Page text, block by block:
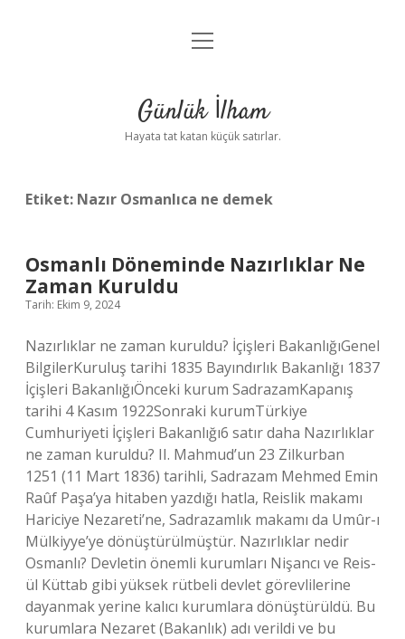
Anasayfa
Yasal Uyarı
menüyü
Günlük İlham
Hayata tat katan küçük satırlar.
Etiket: Nazır Osmanlıca ne demek
Osmanlı Döneminde Nazırlıklar Ne
Zaman Kuruldu
Tarih: Ekim 9, 2024
Nazırlıklar ne zaman kuruldu? İçişleri BakanlığıGenel
BilgilerKuruluş tarihi 1835 Bayındırlık Bakanlığı 1837
İçişleri BakanlığıÖnceki kurum SadrazamKapanış
tarihi 4 Kasım 1922Sonraki kurumTürkiye
Cumhuriyeti İçişleri Bakanlığı6 satır daha Nazırlıklar
ne zaman kuruldu? II. Mahmud’un 23 Zilkurban
1251 (11 Mart 1836) tarihli, Sadrazam Mehmed Emin
Raûf Paşa’ya hitaben yazdığı hatla, Reislik makamı
Hariciye Nezareti’ne, Sadrazamlık makamı da Umûr-ı
Mülkiyye’ye dönüştürülmüştür. Nazırlıklar nedir
Osmanlı? Devletin önemli kurumları Nişancı ve Reis-
ül Küttab gibi yüksek rütbeli devlet görevlilerine
dayanmak yerine kalıcı kurumlara dönüştürüldü. Bu
kurumlara Nezaret (Bakanlık) adı verildi ve bu